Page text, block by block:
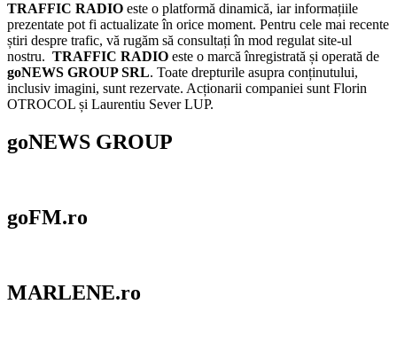
TRAFFIC RADIO este o platformă dinamică, iar informațiile
prezentate pot fi actualizate în orice moment. Pentru cele mai recente
știri despre trafic, vă rugăm să consultați în mod regulat site-ul
nostru. TRAFFIC RADIO este o marcă înregistrată și operată de
goNEWS GROUP SRL. Toate drepturile asupra conținutului,
inclusiv imagini, sunt rezervate. Acționarii companiei sunt Florin
OTROCOL și Laurentiu Sever LUP.
goNEWS GROUP
goFM.ro
MARLENE.ro